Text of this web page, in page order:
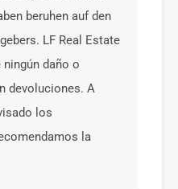
beruhen auf den
LF Real Estate
daño o
devoluciones. A
los
la